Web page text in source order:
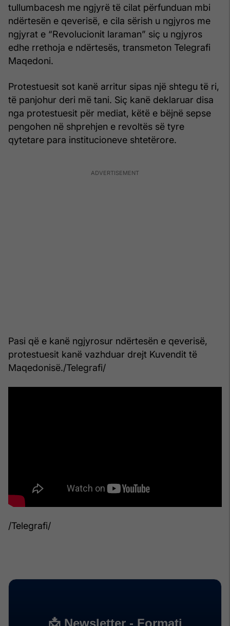
tullumbacesh me ngjyrë të cilat përfunduan mbi
ndërtesën e qeverisë, e cila sërish u ngjyros me
ngjyrat e “Revolucionit laraman” siç u ngjyros
edhe rrethoja e ndërtesës, transmeton Telegrafi
Maqedoni.
Protestuesit sot kanë arritur sipas një shtegu të ri,
të panjohur deri më tani. Siç kanë deklaruar disa
nga protestuesit për mediat, këtë e bëjnë sepse
pengohen në shprehjen e revoltës së tyre
qytetare para institucioneve shtetërore.
Pasi që e kanë ngjyrosur ndërtesën e qeverisë,
protestuesit kanë vazhduar drejt Kuvendit të
Maqedonisë./Telegrafi/
/Telegrafi/